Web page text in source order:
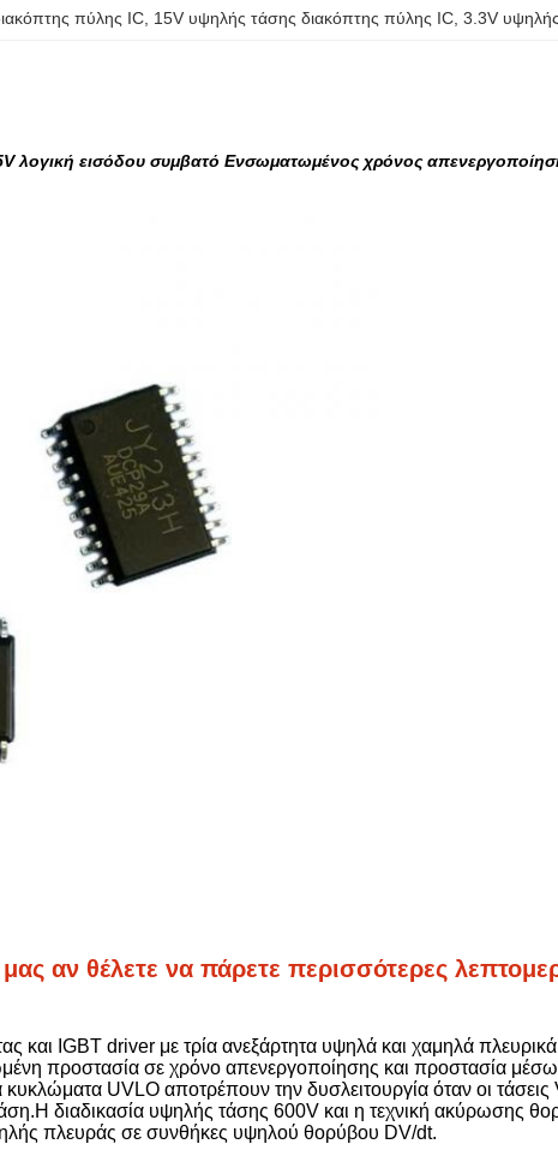
πύλης IC, 15V υψηλής τάσης διακόπτης πύλης IC, 3.3V
λογική εισόδου συμβατό Ενσωματωμένος χρόνος
αν θέλετε να πάρετε περισσότερες
και IGBT driver με τρία ανεξάρτητα υψηλά και χαμηλά
προστασία σε χρόνο απενεργοποίησης και προστασία
UVLO αποτρέπουν την δυσλειτουργία όταν οι τάσεις
διαδικασία υψηλής τάσης 600V και η τεχνική ακύρωσης
πλευράς σε συνθήκες υψηλού θορύβου DV/dt.